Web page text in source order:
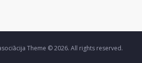
Theme © 2026. All rights reserved.